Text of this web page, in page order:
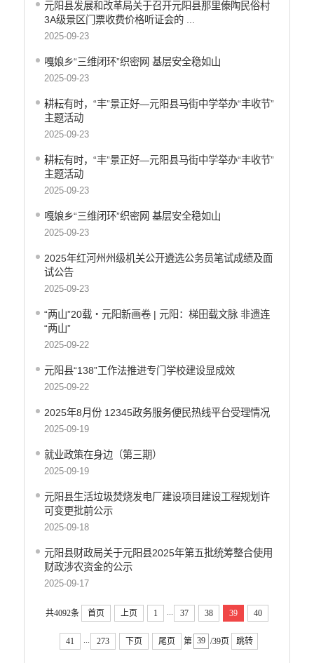
元阳县发展和改革局关于召开元阳县那里傣陶民俗村
3A级景区门票收费价格​听证会的 ...
2025-09-23
嘎娘乡“三维闭环”织密网 基层安全稳如山
2025-09-23
耕耘有时，“丰”景正好—元阳县马街中学举办“丰收节”
主题活动
2025-09-23
耕耘有时，“丰”景正好—元阳县马街中学举办“丰收节”
主题活动
2025-09-23
嘎娘乡“三维闭环”织密网 基层安全稳如山
2025-09-23
2025年红河州州级机关公开遴选公务员笔试成绩及面
试公告
2025-09-23
“两山”20载・元阳新画卷 | 元阳：梯田载文脉 非遗连
“两山”
2025-09-22
元阳县“138”工作法推进专门学校建设显成效
2025-09-22
2025年8月份 12345政务服务便民热线平台受理情况
2025-09-19
就业政策在身边（第三期）
2025-09-19
元阳县生活垃圾焚烧发电厂建设项目建设工程规划许
可变更批前公示
2025-09-18
元阳县财政局关于元阳县2025年第五批统筹整合使用
财政涉农资金的公示
2025-09-17
共4092条 首页 上页 1 ... 37 38 39 40
41 ... 273 下页 尾页 第 /39页 跳转